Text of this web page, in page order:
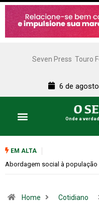
Seven Press Touro
6 de
Onde a
EM ALTA Cemitérios terão